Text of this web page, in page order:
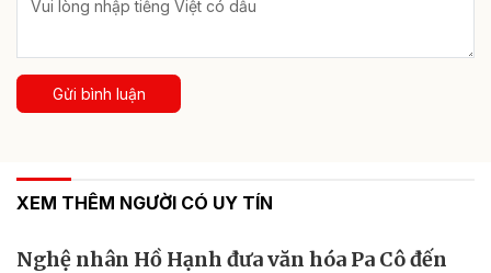
Gửi bình luận
XEM THÊM NGƯỜI CÓ UY TÍN
Nghệ nhân Hồ Hạnh đưa văn hóa Pa Cô đến